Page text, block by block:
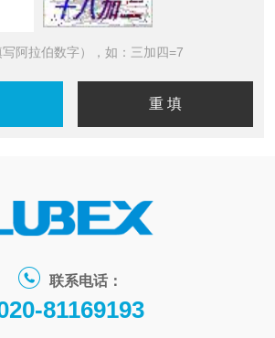
阿拉伯数字），如：三加四=7
联系电话：
81169193